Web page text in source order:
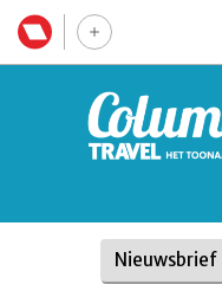
Nieuwsbrief